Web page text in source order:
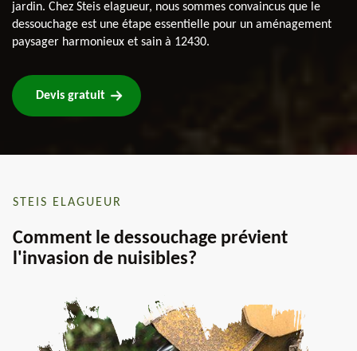
jardin. Chez Steis elagueur, nous sommes convaincus que le
dessouchage est une étape essentielle pour un aménagement
paysager harmonieux et sain à 12430.
Devis gratuit
STEIS ELAGUEUR
Comment le dessouchage prévient
l'invasion de nuisibles?